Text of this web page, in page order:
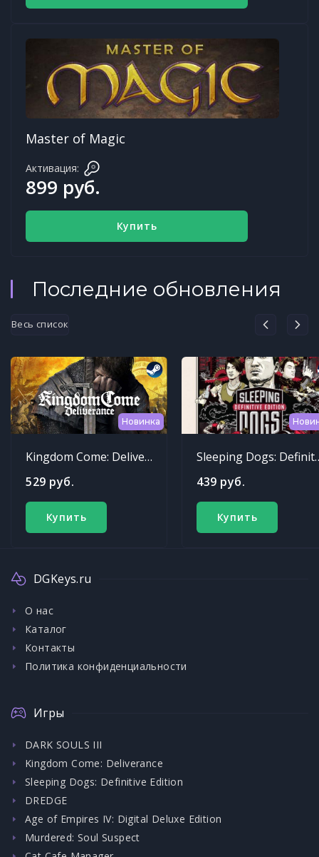
Master of Magic
Активация:
899 руб.
Купить
Последние обновления
Весь список
Новинка
Kingdom Come: Deliverance
529 руб.
Купить
Sleeping
439 руб.
Купить
DGKeys.ru
О нас
Каталог
Контакты
Политика конфиденциальности
Игры
DARK SOULS III
Kingdom Come: Deliverance
Sleeping Dogs: Definitive Edition
DREDGE
Age of Empires IV: Digital Deluxe Edition
Murdered: Soul Suspect